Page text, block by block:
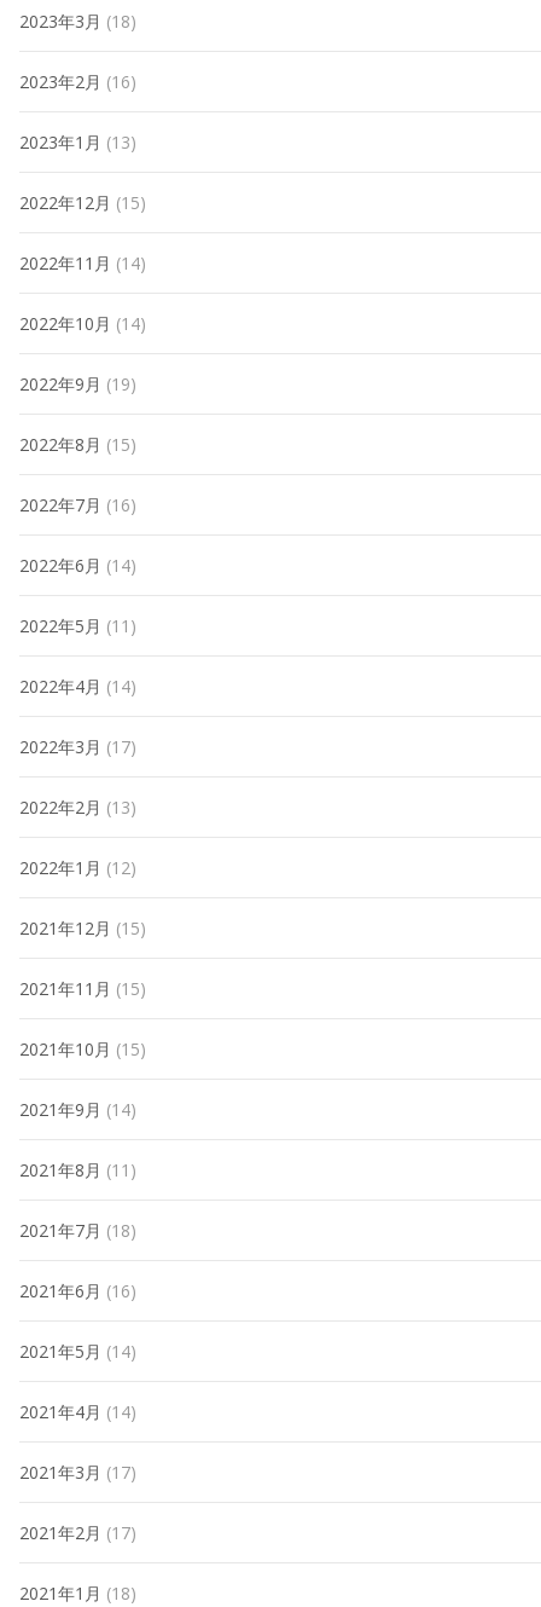
2023年3月 (18)
2023年2月 (16)
2023年1月 (13)
2022年12月 (15)
2022年11月 (14)
2022年10月 (14)
2022年9月 (19)
2022年8月 (15)
2022年7月 (16)
2022年6月 (14)
2022年5月 (11)
2022年4月 (14)
2022年3月 (17)
2022年2月 (13)
2022年1月 (12)
2021年12月 (15)
2021年11月 (15)
2021年10月 (15)
2021年9月 (14)
2021年8月 (11)
2021年7月 (18)
2021年6月 (16)
2021年5月 (14)
2021年4月 (14)
2021年3月 (17)
2021年2月 (17)
2021年1月 (18)